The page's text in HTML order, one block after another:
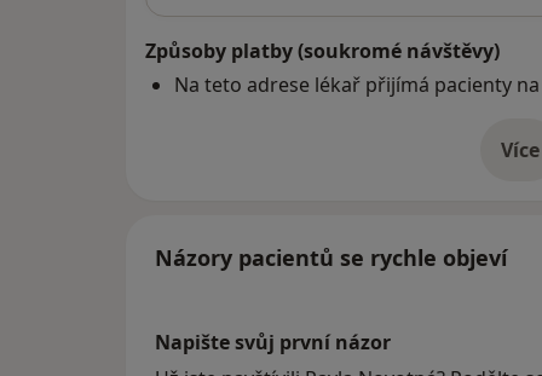
Způsoby platby (soukromé návštěvy)
Na teto adrese lékař přijímá pacienty
Více
o
Názory pacientů se rychle objeví
Napište svůj první názor